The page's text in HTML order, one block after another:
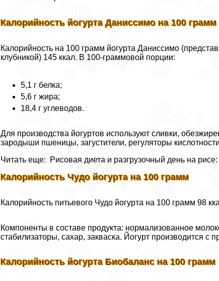
Калорийность йогурта Даниссимо на 100 грамм
Калорийность на 100 грамм йогурта Даниссимо
клубникой) 145 ккал. В 100-граммовой порции:
5,1 г белка;
5,6 г жира;
18,4 г углеводов.
Для производства йогуртов используют сливки,
зародыши пшеницы, загустители, регуляторы
Читать еще: Рисовая диета и разгрузочный день на
Калорийность Чудо йогурта на 100 грамм
Калорийность питьевого Чудо йогурта на 100 грамм 98
Компоненты в составе продукта: нормализованное
стабилизаторы, сахар, закваска. Йогурт производится с
Калорийность йогурта Биобаланс на 100 грамм